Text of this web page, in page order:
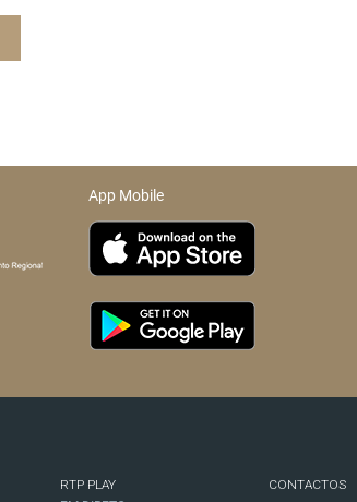
App Mobile
RTP PLAY
CONTACTOS